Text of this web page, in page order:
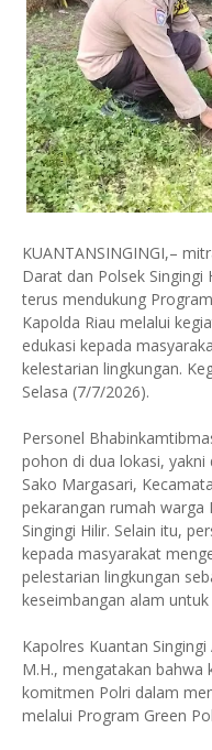
KUANTANSINGINGI,–
Darat dan Polsek Singingi
terus mendukung
Kapolda Riau melalui
edukasi kepada
kelestarian lingkungan.
Selasa (7/7/2026).
Personel
pohon di dua lokasi,
Sako Margasari,
pekarangan rumah warga
Singingi Hilir. Selain itu,
kepada masyarakat
pelestarian lingkungan
keseimbangan alam
Kapolres Kuantan Singingi
M.H., mengatakan
komitmen Polri dalam
melalui Program Green